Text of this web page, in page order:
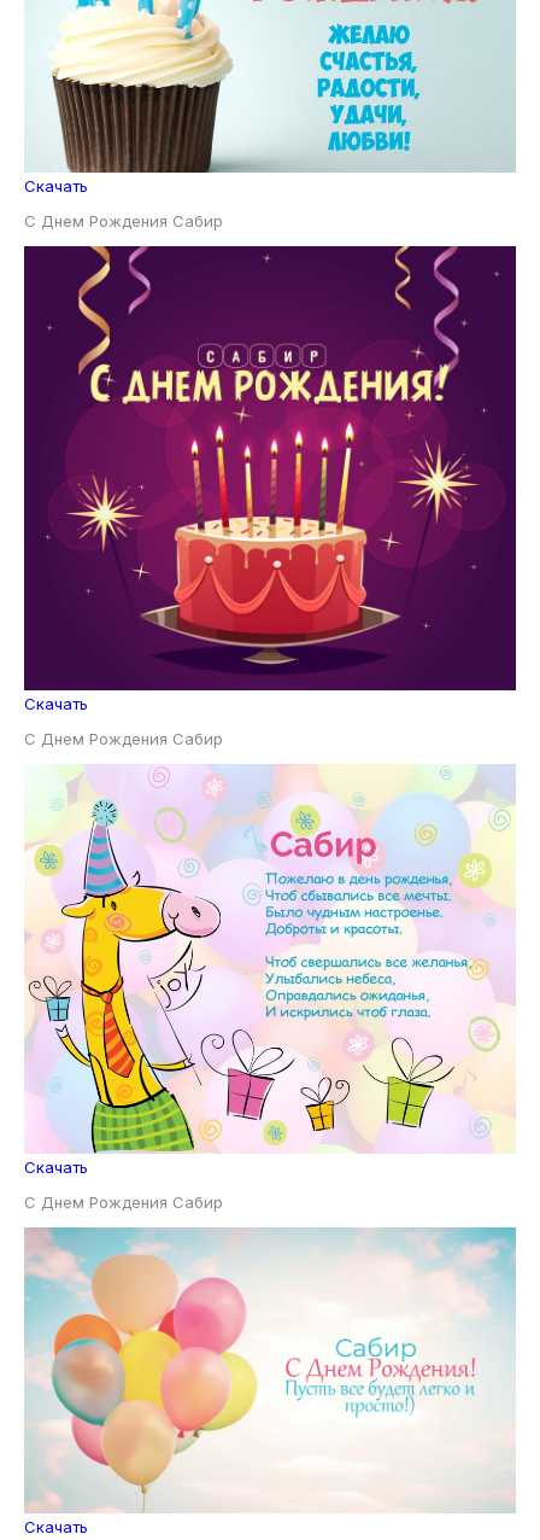
Скачать
С Днем Рождения Сабир
Скачать
С Днем Рождения Сабир
Скачать
С Днем Рождения Сабир
Скачать